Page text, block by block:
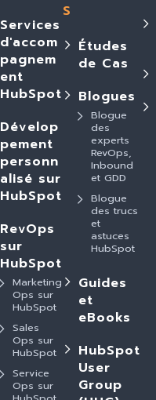
Services
d'accom
pagnem
ent
HubSpot
Dévelop
pement
personn
alisé sur
HubSpot
RevOps
sur
HubSpot
Marketing
Ops sur
HubSpot
Sales
Ops sur
HubSpot
Service
Ops sur
S
Études
de Cas
Blogues
Blogue
des
experts
RevOps,
Inbound
et GDD
Blogue
des trucs
et
astuces
HubSpot
Guides
et
eBooks
HubSpot
User
Group